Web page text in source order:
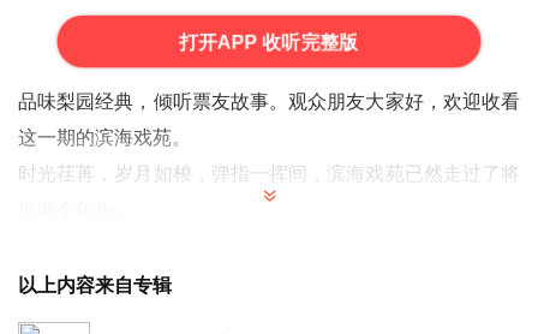
打开APP 收听完整版
品味梨园经典，倾听票友故事。观众朋友大家好，欢迎收看
这一期的滨海戏苑。
时光荏苒，岁月如梭，弹指一挥间，滨海戏苑已然走过了将
曲节目，奉送了数不清的名家名段。
滨海地区的戏迷们积极参加我们的节目，天津、北京乃至台
以上内容来自专辑